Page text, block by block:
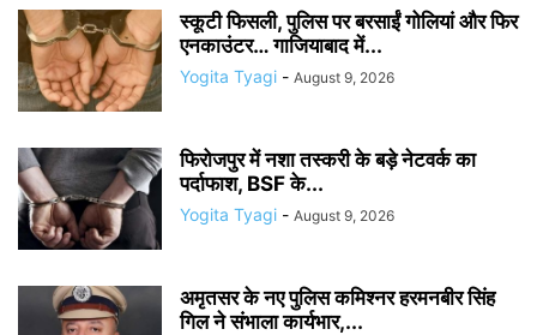
स्कूटी फिसली, पुलिस पर बरसाईं गोलियां और फिर
एनकाउंटर… गाजियाबाद में...
Yogita Tyagi - August 9, 2026
फिरोजपुर में नशा तस्करी के बड़े नेटवर्क का
पर्दाफाश, BSF के...
Yogita Tyagi - August 9, 2026
अमृतसर के नए पुलिस कमिश्नर हरमनबीर सिंह
गिल ने संभाला कार्यभार,...